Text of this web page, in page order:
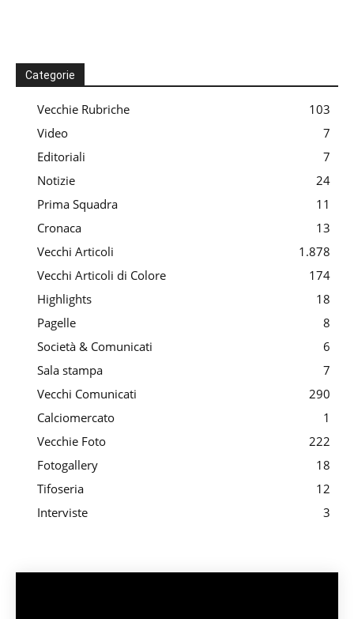
Categorie
Vecchie Rubriche
103
Video
7
Editoriali
7
Notizie
24
Prima Squadra
11
Cronaca
13
Vecchi Articoli
1.878
Vecchi Articoli di Colore
174
Highlights
18
Pagelle
8
Società & Comunicati
6
Sala stampa
7
Vecchi Comunicati
290
Calciomercato
1
Vecchie Foto
222
Fotogallery
18
Tifoseria
12
Interviste
3